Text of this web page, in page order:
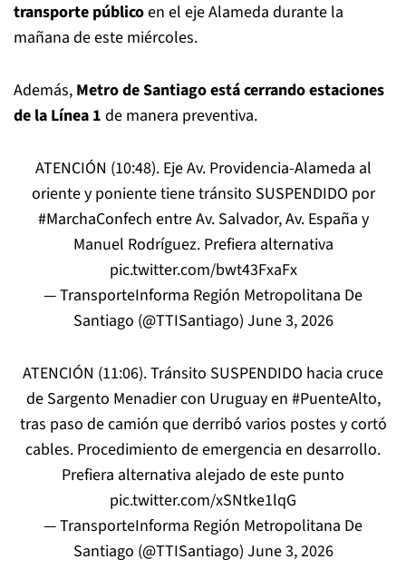
transporte públicoen el eje Alameda durante la
mañana de este miércoles.
Además, Metro de Santiago está cerrando estaciones
de la Línea 1 de manera preventiva.
ATENCIÓN (10:48). Eje Av. Providencia-Alameda al
oriente y poniente tiene tránsito SUSPENDIDO por
#MarchaConfech entre Av. Salvador, Av. España y
Manuel Rodríguez. Prefiera alternativa
pic.twitter.com/bwt43FxaFx
— TransporteInforma Región Metropolitana De
Santiago (@TTISantiago) June 3, 2026
ATENCIÓN (11:06). Tránsito SUSPENDIDO hacia cruce
de Sargento Menadier con Uruguay en #PuenteAlto,
tras paso de camión que derribó varios postes y cortó
cables. Procedimiento de emergencia en desarrollo.
Prefiera alternativa alejado de este punto
pic.twitter.com/xSNtke1lqG
— TransporteInforma Región Metropolitana De
Santiago (@TTISantiago) June 3, 2026